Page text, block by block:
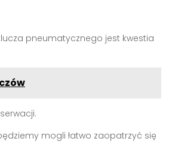
pneumatycznego jest kwestia
mogli łatwo zaopatrzyć się